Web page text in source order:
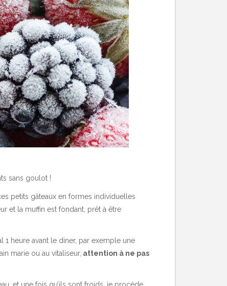
sans goulot !
petits gâteaux en formes individuelles
et la muffin est fondant, prêt à être
1 heure avant le diner, par exemple une
marie ou au vitaliseur, attention à ne pas